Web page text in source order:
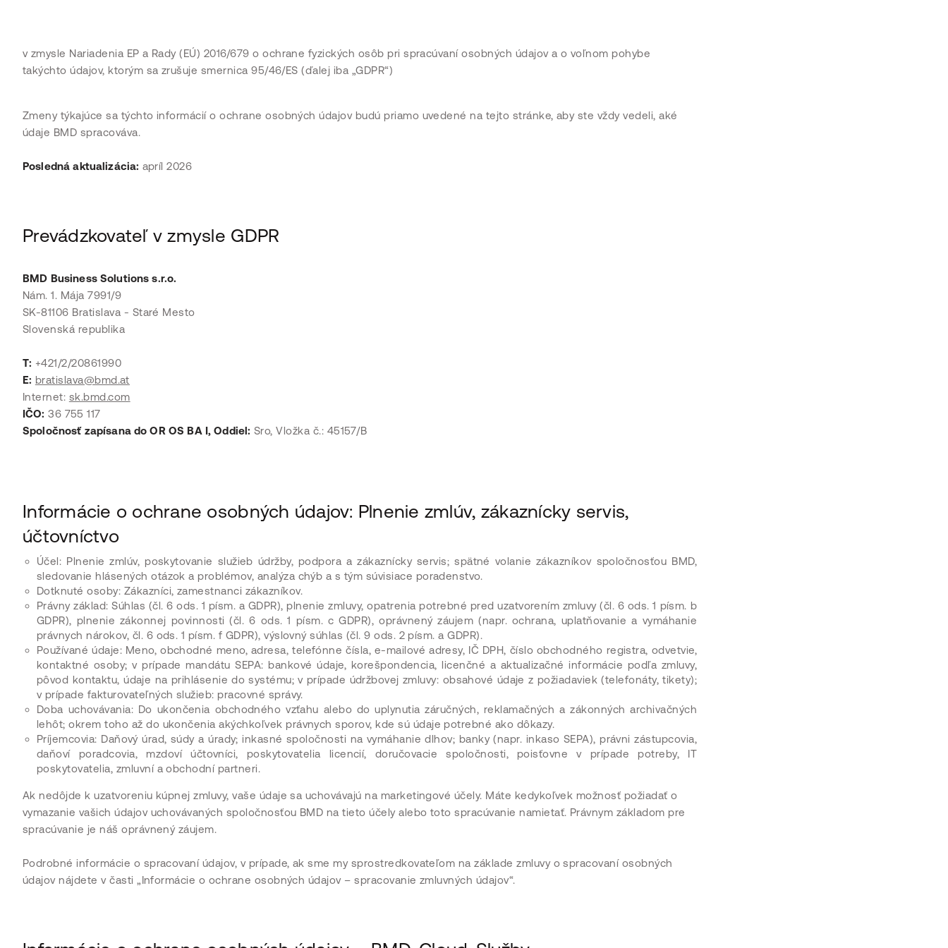
v zmysle Nariadenia EP a Rady (EÚ) 2016/679 o ochrane fyzických osôb pri spracúvaní osobných údajov a o voľnom pohybe
takýchto údajov, ktorým sa zrušuje smernica 95/46/ES (ďalej iba „GDPR“)
Zmeny týkajúce sa týchto informácií o ochrane osobných údajov budú priamo uvedené na tejto stránke, aby ste vždy vedeli, aké
údaje BMD spracováva.
Posledná aktualizácia: apríl 2026
Prevádzkovateľ v zmysle GDPR
BMD Business Solutions s.r.o.
Nám. 1. Mája 7991/9
SK-81106 Bratislava - Staré Mesto
Slovenská republika
T: +421/2/20861990
E: bratislava@bmd.at
Internet: sk.bmd.com
IČO: 36 755 117
Spoločnosť zapísana do OR OS BA I, Oddiel: Sro, Vložka č.: 45157/B
Informácie o ochrane osobných údajov: Plnenie zmlúv, zákaznícky servis,
účtovníctvo
Účel: Plnenie zmlúv, poskytovanie služieb údržby, podpora a zákaznícky servis; spätné volanie zákazníkov spoločnosťou BMD,
sledovanie hlásených otázok a problémov, analýza chýb a s tým súvisiace poradenstvo.
Dotknuté osoby: Zákazníci, zamestnanci zákazníkov.
Právny základ: Súhlas (čl. 6 ods. 1 písm. a GDPR), plnenie zmluvy, opatrenia potrebné pred uzatvorením zmluvy (čl. 6 ods. 1 písm. b
GDPR), plnenie zákonnej povinnosti (čl. 6 ods. 1 písm. c GDPR), oprávnený záujem (napr. ochrana, uplatňovanie a vymáhanie
právnych nárokov, čl. 6 ods. 1 písm. f GDPR), výslovný súhlas (čl. 9 ods. 2 písm. a GDPR).
Používané údaje: Meno, obchodné meno, adresa, telefónne čísla, e-mailové adresy, IČ DPH, číslo obchodného registra, odvetvie,
kontaktné osoby; v prípade mandátu SEPA: bankové údaje, korešpondencia, licenčné a aktualizačné informácie podľa zmluvy,
pôvod kontaktu, údaje na prihlásenie do systému; v prípade údržbovej zmluvy: obsahové údaje z požiadaviek (telefonáty, tikety);
v prípade fakturovateľných služieb: pracovné správy.
Doba uchovávania: Do ukončenia obchodného vzťahu alebo do uplynutia záručných, reklamačných a zákonných archivačných
lehôt; okrem toho až do ukončenia akýchkoľvek právnych sporov, kde sú údaje potrebné ako dôkazy.
Príjemcovia: Daňový úrad, súdy a úrady; inkasné spoločnosti na vymáhanie dlhov; banky (napr. inkaso SEPA), právni zástupcovia,
daňoví poradcovia, mzdoví účtovníci, poskytovatelia licencií, doručovacie spoločnosti, poisťovne v prípade potreby, IT
poskytovatelia, zmluvní a obchodní partneri.
Ak nedôjde k uzatvoreniu kúpnej zmluvy, vaše údaje sa uchovávajú na marketingové účely. Máte kedykoľvek možnosť požiadať o
vymazanie vašich údajov uchovávaných spoločnosťou BMD na tieto účely alebo toto spracúvanie namietať. Právnym základom pre
spracúvanie je náš oprávnený záujem.
Podrobné informácie o spracovaní údajov, v prípade, ak sme my sprostredkovateľom na základe zmluvy o spracovaní osobných
údajov nájdete v časti „Informácie o ochrane osobných údajov – spracovanie zmluvných údajov“.